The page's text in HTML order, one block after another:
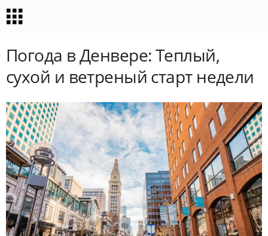
Погода в Денвере: Теплый,
сухой и ветреный старт недели